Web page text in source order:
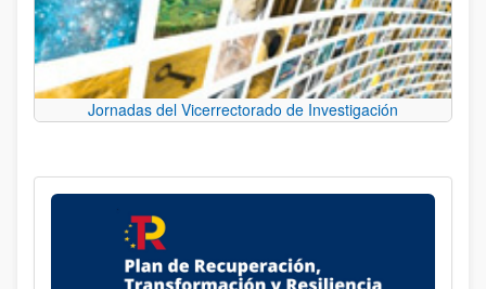
Jornadas del Vicerrectorado de Investigación